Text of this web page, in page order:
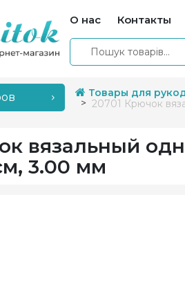
О нас Контакты
Товары для
20701 Крючок
вязальный
3.00 мм